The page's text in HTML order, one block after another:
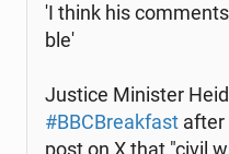
'I think his
ble'
Justice Mi­ni­ster
#BBC­Bre­ak­fast after
post on X that "civil